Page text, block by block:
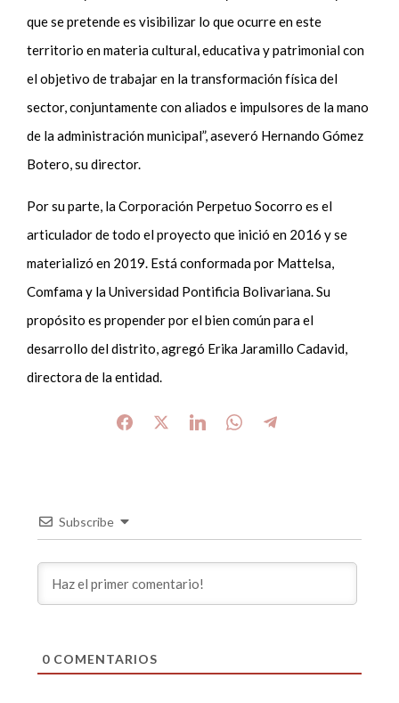
que se pretende es visibilizar lo que ocurre en este
territorio en materia cultural, educativa y patrimonial con
el objetivo de trabajar en la transformación física del
sector, conjuntamente con aliados e impulsores de la mano
de la administración municipal”, aseveró Hernando Gómez
Botero, su director.
Por su parte, la Corporación Perpetuo Socorro es el
articulador de todo el proyecto que inició en 2016 y se
materializó en 2019. Está conformada por Mattelsa,
Comfama y la Universidad Pontificia Bolivariana. Su
propósito es propender por el bien común para el
desarrollo del distrito, agregó Erika Jaramillo Cadavid,
directora de la entidad.
Subscribe
0COMENTARIOS